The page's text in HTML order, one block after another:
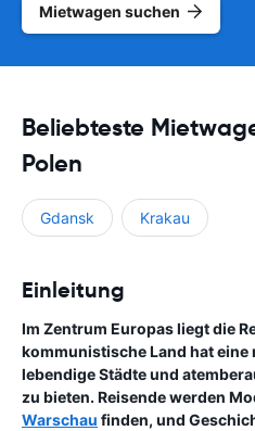
Mietwagen suchen
Beliebteste
Polen
Gdansk Krakau
Einleitung
Im Zentrum Europas liegt die
kommunistische Land hat eine
lebendige Städte und
zu bieten. Reisende werden
Warschau finden, und